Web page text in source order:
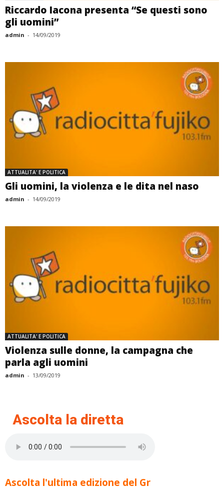
Riccardo Iacona presenta “Se questi sono
gli uomini”
admin - 14/09/2019
ATTUALITA' E POLITICA
Gli uomini, la violenza e le dita nel naso
admin - 14/09/2019
ATTUALITA' E POLITICA
Violenza sulle donne, la campagna che
parla agli uomini
admin - 13/09/2019
Ascolta la diretta
Ascolta l'ultima edizione del Gr